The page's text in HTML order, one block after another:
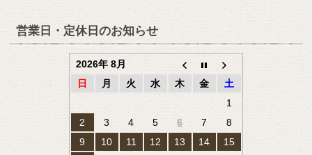
営業日・定休日のお知らせ
2026年 8月
日
月 火 水 木 金
土
1
2
3 4 5 6 7
8
9
10 11 12 13 14
15